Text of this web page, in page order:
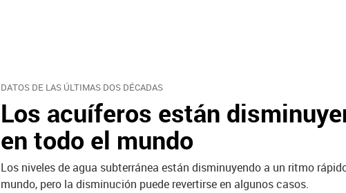
DATOS DE LAS ÚLTIMAS DOS DÉCADAS
Los acuíferos están
en todo el mundo
Los niveles de agua subterránea están disminuyendo a un ritmo
mundo, pero la disminución puede revertirse en algunos casos.